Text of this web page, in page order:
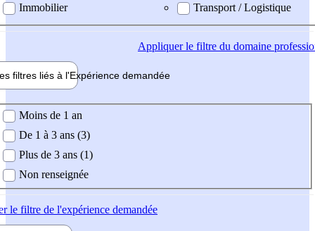
Immobilier
Transport / Logistique
Appliquerle filtre du domaine
filtres liés à l'Expérience demandée
demandée
Moins de 1 an
De 1 à 3 ans (3)
Plus de 3 ans (1)
Non renseignée
le filtre de l'expérience demandée